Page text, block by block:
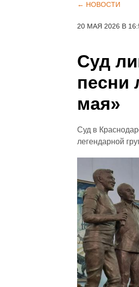
← НОВОСТИ
20 МАЯ 2026 В
Суд
песни
мая»
Суд в
легендарной